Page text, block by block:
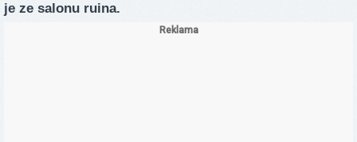
je ze salonu ruina.